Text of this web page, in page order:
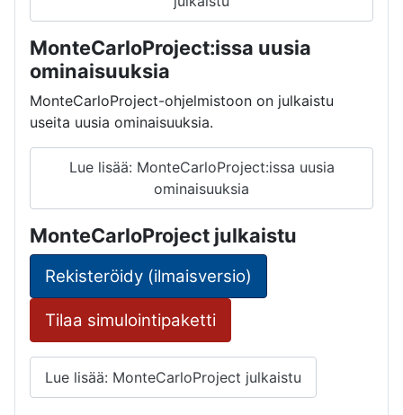
MonteCarloProject:issa uusia
ominaisuuksia
MonteCarloProject-ohjelmistoon on julkaistu
useita uusia ominaisuuksia.
Lue lisää: MonteCarloProject:issa uusia
ominaisuuksia
MonteCarloProject julkaistu
Rekisteröidy (ilmaisversio)
Tilaa simulointipaketti
Lue lisää: MonteCarloProject julkaistu